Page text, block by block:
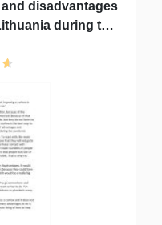
disadvantages
during the